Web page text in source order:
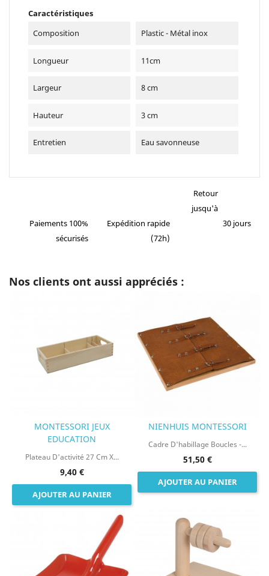
Caractéristiques
Composition
Plastic - Métal inox
Longueur 11cm
Largeur 8 cm
Hauteur 3 cm
Entretien Eau savonneuse
Paiements 100%
sécurisés
Expédition rapide
(72h)
Retour
jusqu'à
30 jours
Nos clients ont aussi appréciés :
MONTESSORI JEUX
EDUCATION
Plateau D'activité 27 Cm X...
9,40 €
AJOUTER AU PANIER
NIENHUIS MONTESSORI
Cadre D'habillage Boucles -...
51,50 €
AJOUTER AU PANIER